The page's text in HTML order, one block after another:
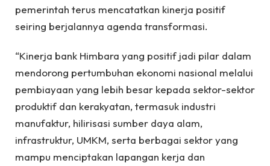
pemerintah terus mencatatkan kinerja positif
seiring berjalannya agenda transformasi.
“Kinerja bank Himbara yang positif jadi pilar dalam
mendorong pertumbuhan ekonomi nasional melalui
pembiayaan yang lebih besar kepada sektor-sektor
produktif dan kerakyatan, termasuk industri
manufaktur, hilirisasi sumber daya alam,
infrastruktur, UMKM, serta berbagai sektor yang
mampu menciptakan lapangan kerja dan